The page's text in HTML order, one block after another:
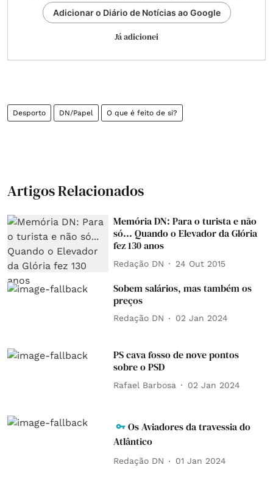
Adicionar o Diário de Notícias ao Google
Já adicionei
Desporto DN/Papel O que é feito de si?
Artigos Relacionados
Memória DN: Para o turista e não
só... Quando o Elevador da Glória
fez 130 anos
Redação DN 24 Out 2015
Sobem salários, mas também os
preços
Redação DN 02 Jan 2024
PS cava fosso de nove pontos
sobre o PSD
Rafael Barbosa 02 Jan 2024
Os Aviadores da travessia do
Atlântico
Redação DN 01 Jan 2024